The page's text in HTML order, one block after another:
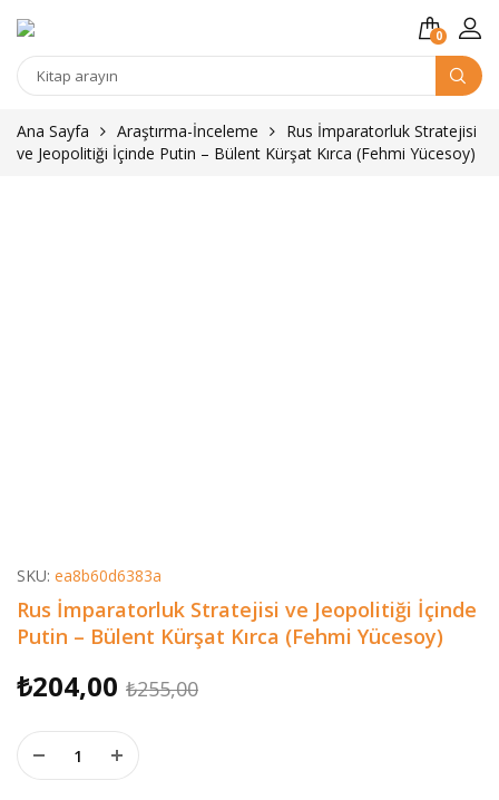
0
Kitap
Ana Sayfa
Araştırma-İnceleme
Rus İmparatorluk Stratejisi
ve Jeopolitiği İçinde Putin – Bülent Kürşat Kırca (Fehmi Yücesoy)
SKU: ea8b60d6383a
Rus İmparatorluk Stratejisi ve Jeopolitiği İçinde
Putin – Bülent Kürşat Kırca (Fehmi Yücesoy)
₺255,00Orijinal
₺204,00
Şu
Rus İmparatorluk Stratejisi ve Jeopolitiği İçinde Putin - Bülent